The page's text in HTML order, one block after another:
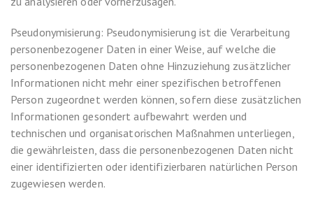
Pseudonymisierung: Pseudonymisierung ist die Verarbeitung
personenbezogener Daten in einer Weise, auf welche die
personenbezogenen Daten ohne Hinzuziehung zusätzlicher
Informationen nicht mehr einer spezifischen betroffenen
Person zugeordnet werden können, sofern diese zusätzlichen
Informationen gesondert aufbewahrt werden und
technischen und organisatorischen Maßnahmen unterliegen,
die gewährleisten, dass die personenbezogenen Daten nicht
einer identifizierten oder identifizierbaren natürlichen Person
zugewiesen werden.